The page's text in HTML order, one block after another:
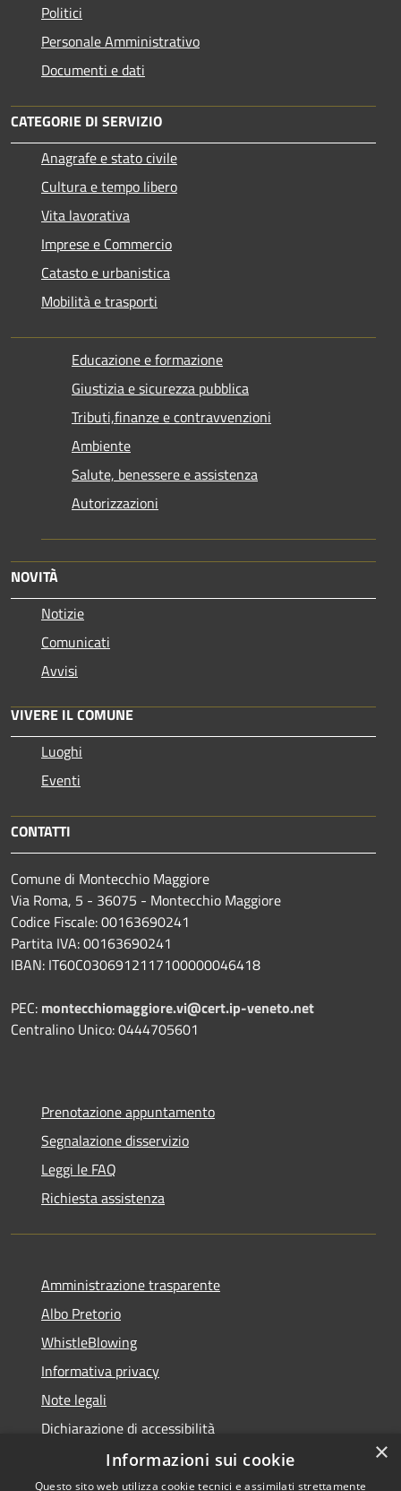
Politici
Personale Amministrativo
Documenti e dati
CATEGORIE DI SERVIZIO
Anagrafe e stato civile
Cultura e tempo libero
Vita lavorativa
Imprese e Commercio
Catasto e urbanistica
Mobilità e trasporti
Educazione e formazione
Giustizia e sicurezza pubblica
Tributi,finanze e contravvenzioni
Ambiente
Salute, benessere e assistenza
Autorizzazioni
NOVITÀ
Notizie
Comunicati
Avvisi
VIVERE IL COMUNE
Luoghi
Eventi
CONTATTI
Comune di Montecchio Maggiore
Via Roma, 5 - 36075 - Montecchio Maggiore
Codice Fiscale: 00163690241
Partita IVA: 00163690241
IBAN: IT60C0306912117100000046418
PEC: montecchiomaggiore.vi@cert.ip-veneto.net
Centralino Unico: 0444705601
Prenotazione appuntamento
Segnalazione disservizio
Leggi le FAQ
Richiesta assistenza
Amministrazione trasparente
Albo Pretorio
WhistleBlowing
Informativa privacy
Note legali
Dichiarazione di accessibilità
×
Informazioni sui cookie
Questo sito web utilizza cookie tecnici e assimilati strettamente